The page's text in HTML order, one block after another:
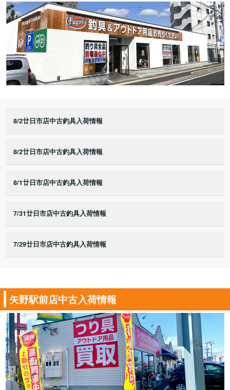
8/2廿日市店中古釣具入荷情報
8/2廿日市店中古釣具入荷情報
8/1廿日市店中古釣具入荷情報
7/31廿日市店中古釣具入荷情報
7/29廿日市店中古釣具入荷情報
矢野駅前店中古入荷情報